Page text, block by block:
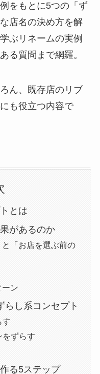
をもとに5つの「ず
店名の決め方を解
ぶリネームの実例
る質問まで網羅。
ん、既存店のリブ
も役立つ内容で
とは
があるのか
と「お店を選ぶ前の
ン
らし系コンセプト
す
をずらす
る5ステップ